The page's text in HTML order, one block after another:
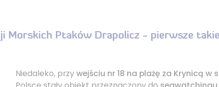
Morskich Ptaków Drapolicz - pierwsze
Niedaleko, przywejściu nr 18 na plażę za Krynicą w